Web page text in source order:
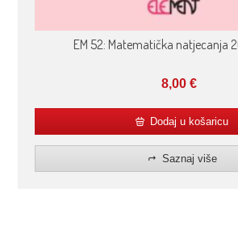
EM 52: Matematička natjecanja
8,00€
Dodaj u košaricu
Saznaj više